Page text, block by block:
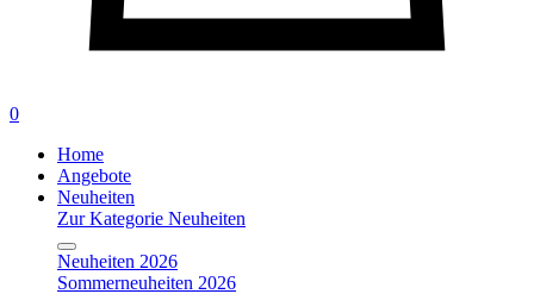
0
Home
Angebote
Neuheiten
Zur Kategorie Neuheiten
Neuheiten 2026
Sommerneuheiten 2026